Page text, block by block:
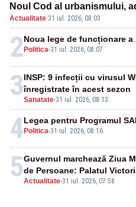
Noul Cod al urbanismului,
Actualitate·31 iul. 2026, 08:03
2Politica-31 iul. 2026, 08:07
Noua lege de funcționare
3Sanatate-31 iul. 2026, 08:13
INSP: 9 infecții cu virusul
înregistrate în acest sezon
4Politica-31 iul. 2026, 08:16
Legea pentru Programul
5Actualitate-31 iul. 2026, 07:58
Guvernul marchează Ziua
de Persoane: Palatul